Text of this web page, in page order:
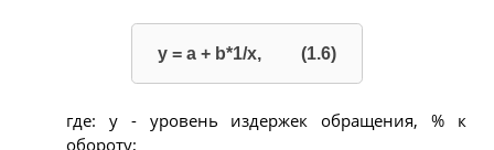
y = а + b*1/x, (1.6)
где: у - уровень издержек обращения, % к
обороту;